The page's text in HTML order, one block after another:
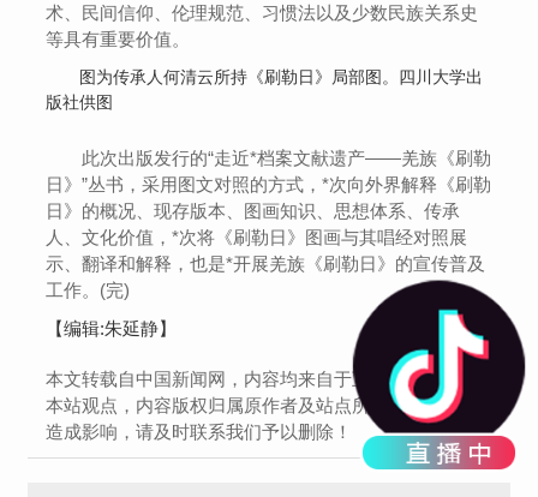
术、民间信仰、伦理规范、习惯法以及少数民族关系史
等具有重要价值。
图为传承人何清云所持《刷勒日》局部图。四川大学出
版社供图
此次出版发行的“走近*档案文献遗产——羌族《刷勒
日》”丛书，采用图文对照的方式，*次向外界解释《刷勒
日》的概况、现存版本、图画知识、思想体系、传承
人、文化价值，*次将《刷勒日》图画与其唱经对照展
示、翻译和解释，也是*开展羌族《刷勒日》的宣传普及
工作。(完)
【编辑:朱延静】
本文转载自中国新闻网，内容均来自于互联网，不代表
本站观点，内容版权归属原作者及站点所有，如有对您
造成影响，请及时联系我们予以删除！